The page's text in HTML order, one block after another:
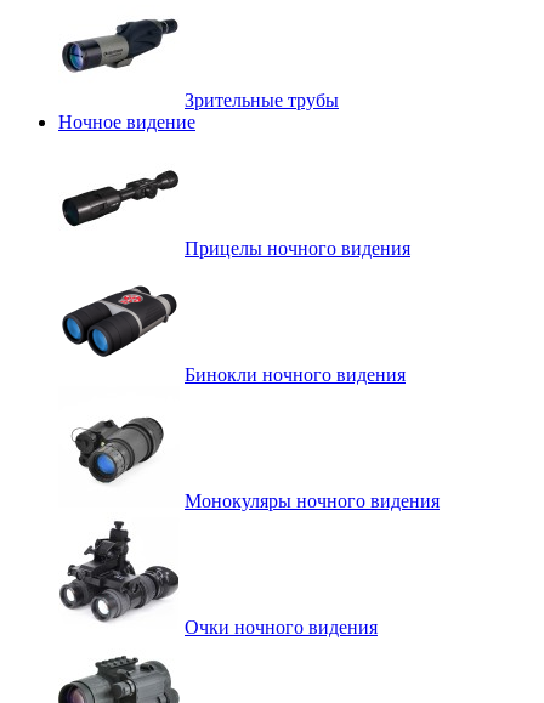
Зрительные трубы
Ночное видение
Прицелы ночного видения
Бинокли ночного видения
Монокуляры ночного видения
Очки ночного видения